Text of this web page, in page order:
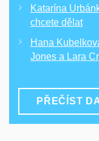
Katarína
chcete dělat
Hana
Jones a Lara
PŘEČÍST